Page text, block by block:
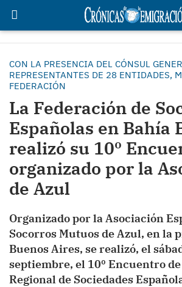
CON LA PRESENCIA DEL CÓNSUL
REPRESENTANTES DE 28 ENTIDADES,
FEDERACIÓN
La Federación de
Españolas en Bahía
realizó su 10º
organizado por la
de Azul
Organizado por la Asociación
Socorros Mutuos de Azul, en la
Buenos Aires, se realizó, el
septiembre, el 10º Encuentro
Regional de Sociedades